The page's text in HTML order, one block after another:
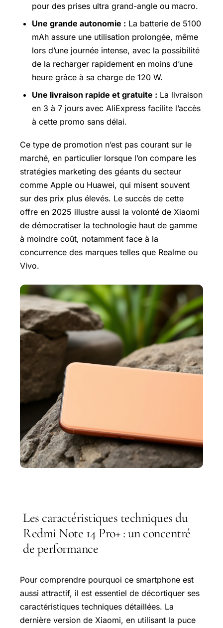
pour des prises ultra grand-angle ou macro.
Une grande autonomie : La batterie de 5100
mAh assure une utilisation prolongée, même
lors d’une journée intense, avec la possibilité
de la recharger rapidement en moins d’une
heure grâce à sa charge de 120 W.
Une livraison rapide et gratuite : La livraison
en 3 à 7 jours avec AliExpress facilite l’accès
à cette promo sans délai.
Ce type de promotion n’est pas courant sur le
marché, en particulier lorsque l’on compare les
stratégies marketing des géants du secteur
comme Apple ou Huawei, qui misent souvent
sur des prix plus élevés. Le succès de cette
offre en 2025 illustre aussi la volonté de Xiaomi
de démocratiser la technologie haut de gamme
à moindre coût, notamment face à la
concurrence des marques telles que Realme ou
Vivo.
Les caractéristiques techniques du
Redmi Note 14 Pro+ : un concentré
de performance
Pour comprendre pourquoi ce smartphone est
aussi attractif, il est essentiel de décortiquer ses
caractéristiques techniques détaillées. La
dernière version de Xiaomi, en utilisant la puce